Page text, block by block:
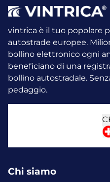
vintrica è il tuo popolare
autostrade europee.
bollino elettronico ogni
beneficiano di una
bollino autostradale.
pedaggio.
Chi siamo